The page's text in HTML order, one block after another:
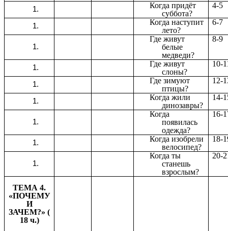
Когда придёт
суббота?
4-5
Когда наступит
лето?
6-7
Где живут
белые
медведи?
8-9
Где живут
слоны?
10-
Где зимуют
птицы?
12-
Когда жили
динозавры?
14-
Когда
появилась
одежда?
16-
Когда изобрели
велосипед?
18-
Когда ты
станешь
взрослым?
20-
ТЕМА 4.
«ПОЧЕМУ
И
ЗАЧЕМ?» (
18 ч.)